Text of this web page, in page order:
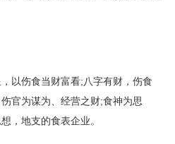
伤食当财富看;八字有财，伤食
官为谋为、经营之财;食神为思
，地支的食表企业。